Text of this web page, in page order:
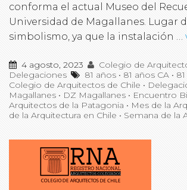
conforma el actual Museo del
Universidad de Magallanes. Lugar
simbolismo, ya que la instalación …
4 agosto, 2023
Colegio de
Delegaciones
81 años • 81 años CA •
Colegio de Arquitectos de Chile •
Magallanes • DZ Magallanes • Encuentro
Arquitectos de la Patagonia • Mes de la
de la Arquitectura en Chile • Semana de la